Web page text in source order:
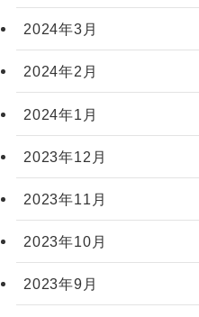
2024年3月
2024年2月
2024年1月
2023年12月
2023年11月
2023年10月
2023年9月